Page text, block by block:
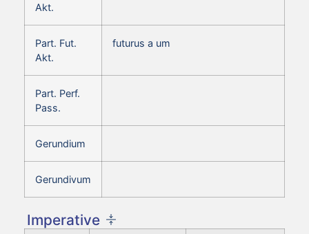
Akt.
Part. Fut.
Akt.
futurus a um
Part. Perf.
Pass.
Gerundium
Gerundivum
Imperative